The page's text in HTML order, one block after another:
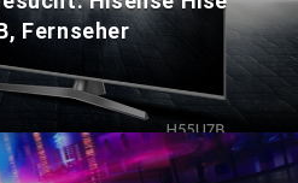
Fernseher